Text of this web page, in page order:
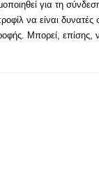
για τη
να είναι δυνατές
Μπορεί, επίσης,